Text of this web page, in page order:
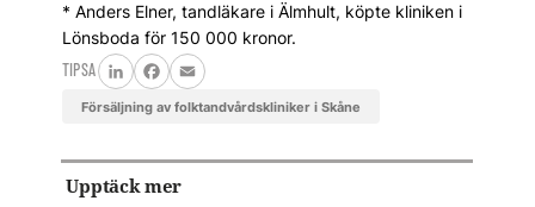
* Anders Elner, tandläkare i Älmhult, köpte kliniken i
Lönsboda för 150 000 kronor.
TIPSA
LinkedInFacebook
Email
Försäljning av folktandvårdskliniker i Skåne
Upptäck mer